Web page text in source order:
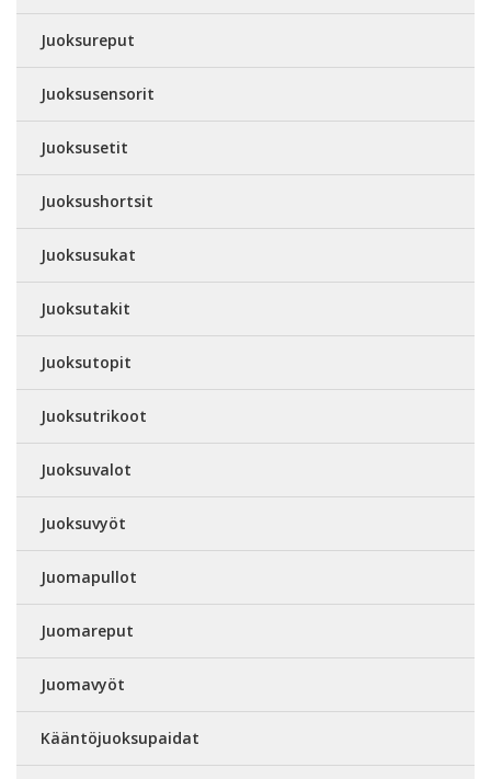
Juoksureput
Juoksusensorit
Juoksusetit
Juoksushortsit
Juoksusukat
Juoksutakit
Juoksutopit
Juoksutrikoot
Juoksuvalot
Juoksuvyöt
Juomapullot
Juomareput
Juomavyöt
Kääntöjuoksupaidat